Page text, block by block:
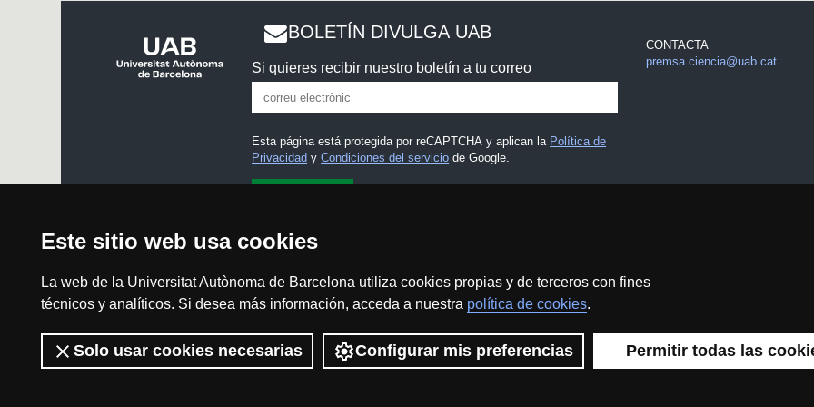
Este sitio web usa cookies
La web de la Universitat Autònoma de Barcelona utiliza cookies propias y de terceros con fines
técnicos y analíticos. Si desea más información, acceda a nuestra política de cookies.
Solo usar cookies necesarias Configurar mis preferencias Permitir todas las
BOLETÍN DIVULGA UAB
Si quieres recibir nuestro boletín a tu correo
Esta página está protegida por reCAPTCHA y aplican la Política de
Privacidad yCondiciones del servicio de Google.
He leído y acepto el
CONTACTA
premsa.ciencia@uab.cat
Aviso legal Protección de datos Sobre el web
2026 Divulga UAB - Commons Reconocimiento - No Comercial (CC BY NC) -